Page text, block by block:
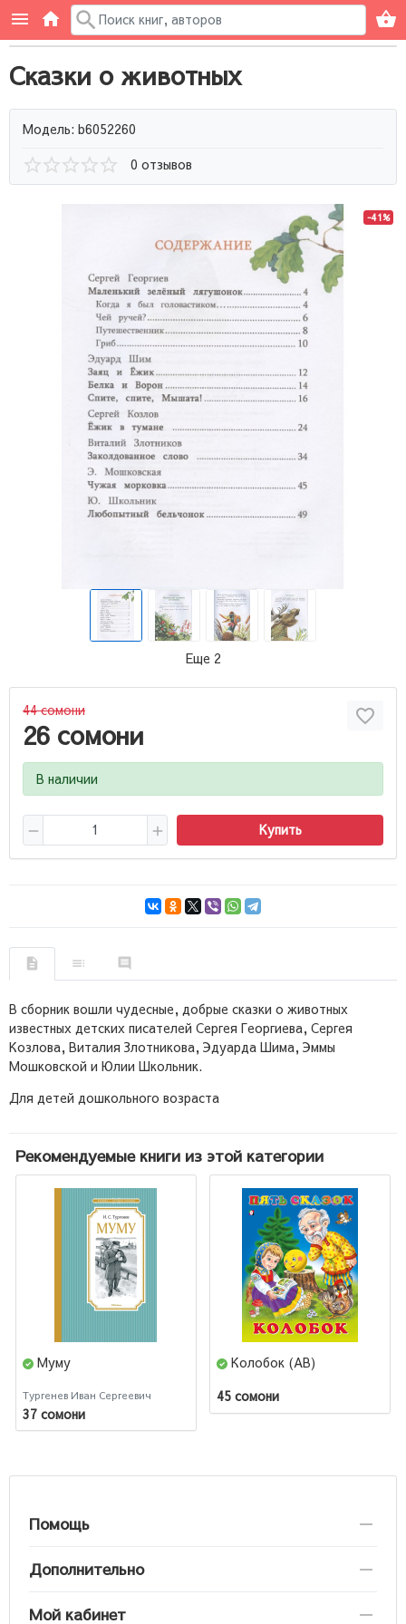
Сказки о животных
Модель: b6052260
0 отзывов
Еще 2
-41%
44 сомони
26 сомони
В наличии
Купить
В сборник вошли чудесные, добрые сказки о животных
известных детских писателей Сергея Георгиева, Сергея
Козлова, Виталия Злотникова, Эдуарда Шима, Эммы
Мошковской и Юлии Школьник.
Для детей дошкольного возраста
Рекомендуемые книги из этой категории
Муму
Тургенев Иван Сергеевич
37 сомони
Колобок (AB)
45 сомони
Помощь
Дополнительно
Мой кабинет